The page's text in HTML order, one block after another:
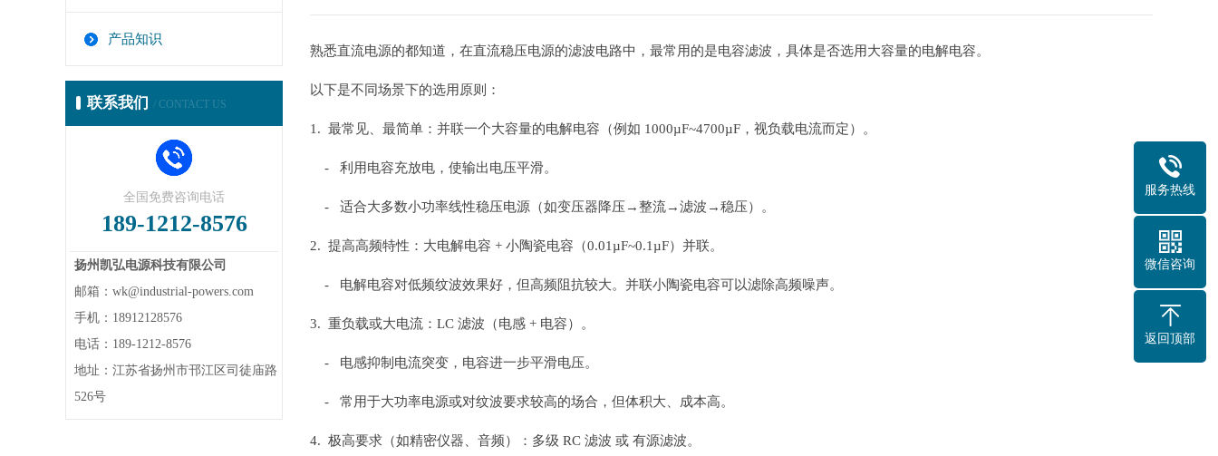
产品知识
联系我们 / CONTACT US
全国免费咨询电话
189-1212-8576
扬州凯弘电源科技有限公司
邮箱：wk@industrial-powers.com
手机：18912128576
电话：189-1212-8576
地址：江苏省扬州市邗江区司徒庙路
526号
熟悉直流电源的都知道，在直流稳压电源的滤波电路中，最常用的是电容滤波，具体是否选用大容量的电解电容。
以下是不同场景下的选用原则：
1. 最常见、最简单：并联一个大容量的电解电容（例如 1000µF~4700µF，视负载电流而定）。
- 利用电容充放电，使输出电压平滑。
- 适合大多数小功率线性稳压电源（如变压器降压→整流→滤波→稳压）。
2. 提高高频特性：大电解电容 + 小陶瓷电容（0.01µF~0.1µF）并联。
- 电解电容对低频纹波效果好，但高频阻抗较大。并联小陶瓷电容可以滤除高频噪声。
3. 重负载或大电流：LC 滤波（电感 + 电容）。
- 电感抑制电流突变，电容进一步平滑电压。
- 常用于大功率电源或对纹波要求较高的场合，但体积大、成本高。
4. 极高要求（如精密仪器、音频）：多级 RC 滤波 或 有源滤波。
服务热线
微信咨询
返回顶部